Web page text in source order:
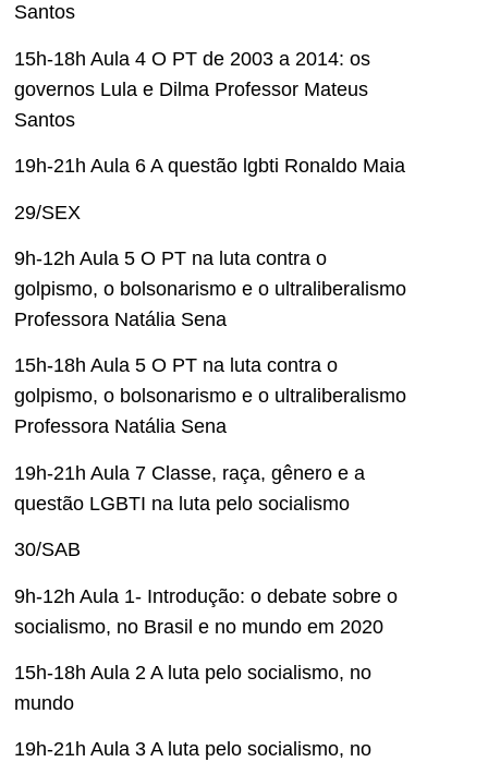
Santos
15h-18h Aula 4 O PT de 2003 a 2014: os
governos Lula e Dilma Professor Mateus
Santos
19h-21h Aula 6 A questão lgbti Ronaldo Maia
29/SEX
9h-12h Aula 5 O PT na luta contra o
golpismo, o bolsonarismo e o ultraliberalismo
Professora Natália Sena
15h-18h Aula 5 O PT na luta contra o
golpismo, o bolsonarismo e o ultraliberalismo
Professora Natália Sena
19h-21h Aula 7 Classe, raça, gênero e a
questão LGBTI na luta pelo socialismo
30/SAB
9h-12h Aula 1- Introdução: o debate sobre o
socialismo, no Brasil e no mundo em 2020
15h-18h Aula 2 A luta pelo socialismo, no
mundo
19h-21h Aula 3 A luta pelo socialismo, no